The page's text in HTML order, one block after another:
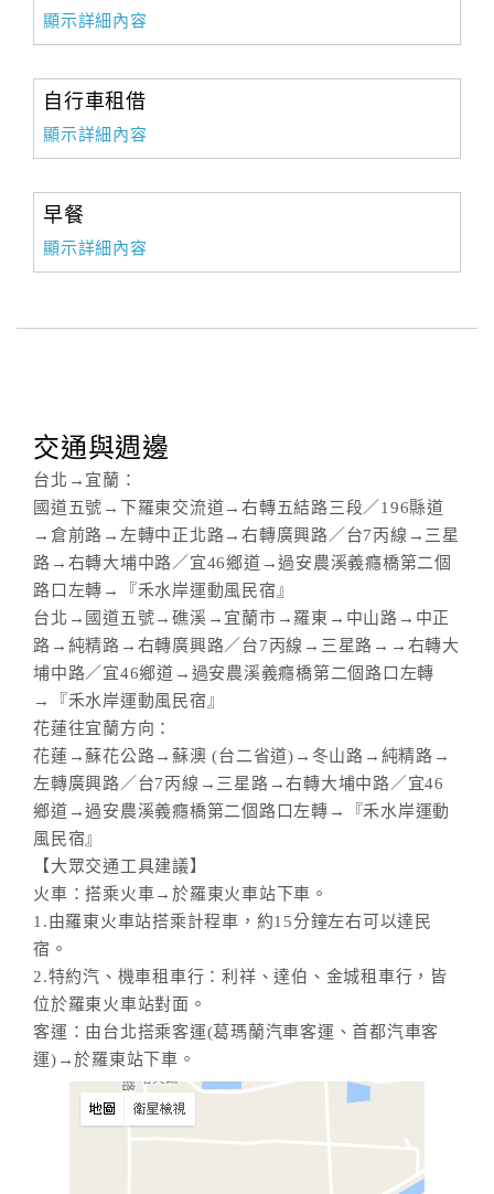
顯示詳細內容
自行車租借
顯示詳細內容
早餐
顯示詳細內容
交通與週邊
台北→宜蘭：
國道五號→下羅東交流道→右轉五結路三段／196縣道
→倉前路→左轉中正北路→右轉廣興路／台7丙線→三星
路→右轉大埔中路／宜46鄉道→過安農溪義癮橋第二個
路口左轉→『禾水岸運動風民宿』
台北→國道五號→礁溪→宜蘭市→羅東→中山路→中正
路→純精路→右轉廣興路／台7丙線→三星路→→右轉大
埔中路／宜46鄉道→過安農溪義癮橋第二個路口左轉
→『禾水岸運動風民宿』
花蓮往宜蘭方向：
花蓮→蘇花公路→蘇澳 (台二省道)→冬山路→純精路→
左轉廣興路／台7丙線→三星路→右轉大埔中路／宜46
鄉道→過安農溪義癮橋第二個路口左轉→『禾水岸運動
風民宿』
【大眾交通工具建議】
火車：搭乘火車→於羅東火車站下車。
1.由羅東火車站搭乘計程車，約15分鐘左右可以達民
宿。
2.特約汽、機車租車行：利祥、達伯、金城租車行，皆
位於羅東火車站對面。
客運：由台北搭乘客運(葛瑪蘭汽車客運、首都汽車客
運)→於羅東站下車。